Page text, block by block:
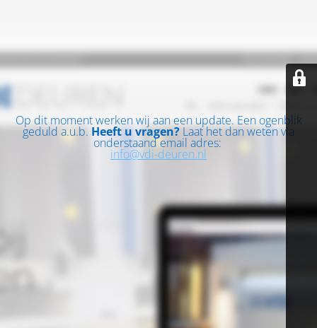
Op dit moment werken wij aan een update. Een ogenblik
geduld a.u.b. Heeft u vragen? Laat het dan weten via
onderstaand email adres:
info@vdi-deuren.nl